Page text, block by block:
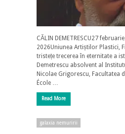
CĂLIN DEMETRESCU27
2026Uniunea Artiștilor Plastici,
tristețe trecerea în eternitate a
Demetrescu absolvent al
Nicolae Grigorescu, Facultatea
École …
Read More
galaxia nemuririi